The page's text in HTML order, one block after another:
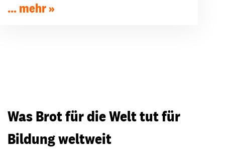
... mehr
Was Brot für die Welt tut für
Bildung weltweit